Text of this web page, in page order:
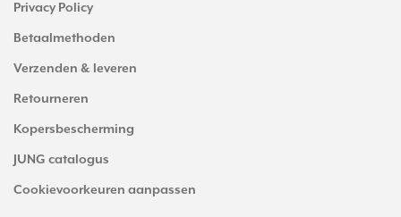
Privacy Policy
Betaalmethoden
Verzenden & leveren
Retourneren
Kopersbescherming
JUNG catalogus
Cookievoorkeuren aanpassen